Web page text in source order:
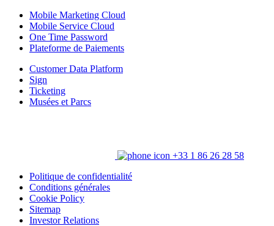
Mobile Marketing Cloud
Mobile Service Cloud
One Time Password
Plateforme de Paiements
Customer Data Platform
Sign
Ticketing
Musées et Parcs
+33 1 86 26 28 58
Politique de confidentialité
Conditions générales
Cookie Policy
Sitemap
Investor Relations